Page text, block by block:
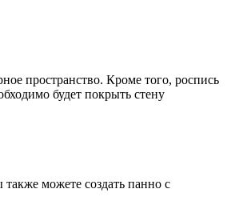
пространство. Кроме того, роспись
будет покрыть стену
можете создать панно с